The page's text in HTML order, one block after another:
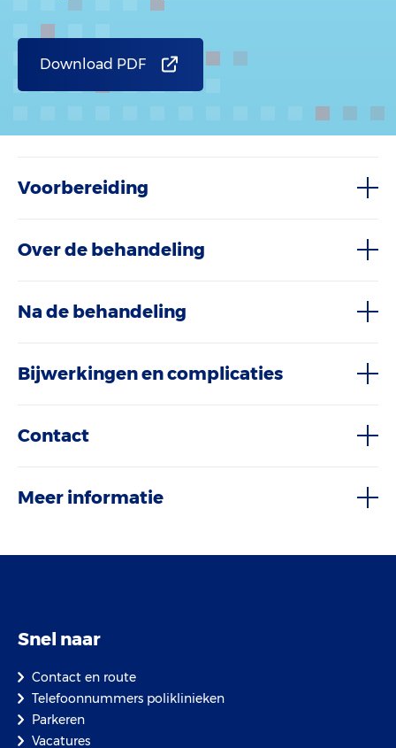
Download PDF
Voorbereiding
Over de behandeling
Na de behandeling
Bijwerkingen en complicaties
Contact
Meer informatie
Snel naar
Contact en route
Telefoonnummers poliklinieken
Parkeren
Vacatures